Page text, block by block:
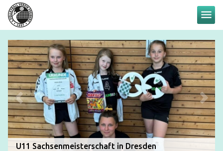
menu
U11 Sachsenmeisterschaft in Dresden